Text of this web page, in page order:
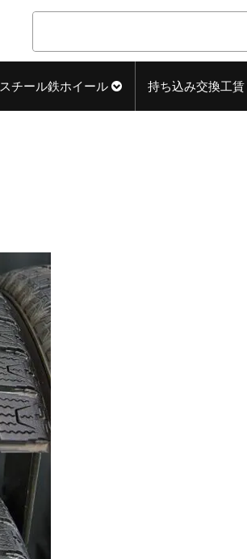
スチール鉄ホイール 持ち込み交換工賃